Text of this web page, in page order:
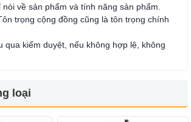
về sản phẩm và tính năng sản phẩm.
trọng cộng đồng cũng là tôn trọng chính
qua kiểm duyệt, nếu không hợp lệ, không
loại